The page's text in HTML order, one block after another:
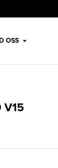
OSS
V15